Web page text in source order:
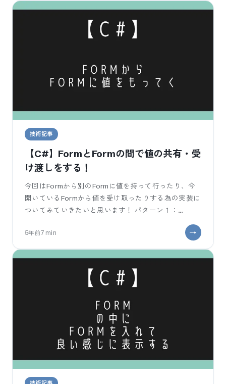
技術記事
【C#】FormとFormの間で値の共有・受
け渡しをする！
今回はFormから別のFormに値を持って行ったり、今
開いているFormから値を受け取ったりする為の実装に
ついてみていきたいと思います！ パターン１：
5年前7min